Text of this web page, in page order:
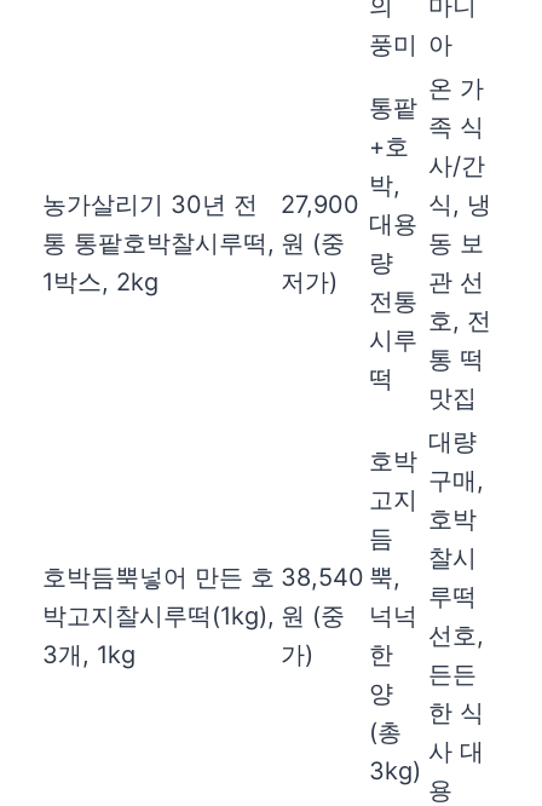
의
풍미
마니
아
농가살리기 30년 전
통 통팥호박찰시루떡,
1박스, 2kg
27,900
원 (중
저가)
통팥
+호
박,
대용
량
전통
시루
떡
온 가
족 식
사/간
식, 냉
동 보
관 선
호, 전
통 떡
맛집
호박듬뿍넣어 만든 호
박고지찰시루떡(1kg),
3개, 1kg
38,540
원 (중
가)
호박
고지
듬
뿍,
넉넉
한
양
(총
3kg)
대량
구매,
호박
찰시
루떡
선호,
든든
한 식
사 대
용